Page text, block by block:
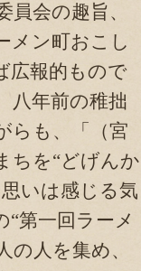
会の趣旨、
メン町おこし
広報的もので
八年前の稚拙
らも、「（宮
ちを“どげんか
いは感じる気
第一回ラーメ
の人を集め、